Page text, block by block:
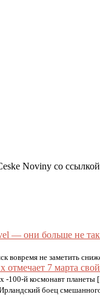
Noviny со
— они больше не
вовремя не заметить
7 марта
-100-й космонавт
боец